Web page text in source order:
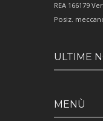
REA 166179
Posiz.
ULTIME
MENÙ